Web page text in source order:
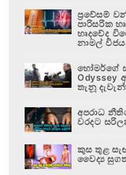
ප්‍රවේසම්
පාරිසරික
හෘදවේද
නාමල්
හෝමර්ගේ
Odyssey
තැනූ
අපරාධ
වරදට
කුස තුළ
වෛද්‍ය